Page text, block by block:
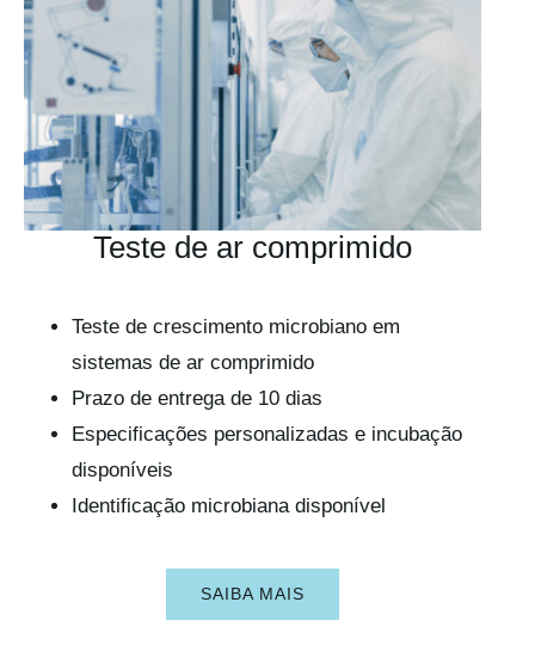
Teste de ar comprimido
Teste de crescimento microbiano em
sistemas de ar comprimido
Prazo de entrega de 10 dias
Especificações personalizadas e incubação
disponíveis
Identificação microbiana disponível
SAIBA MAIS